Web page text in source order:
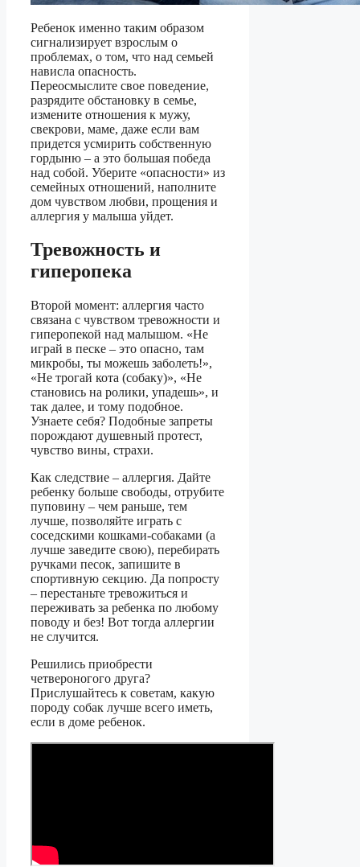
Ребенок именно таким образом
сигнализирует взрослым о
проблемах, о том, что над семьей
нависла опасность.
Переосмыслите свое поведение,
разрядите обстановку в семье,
измените отношения к мужу,
свекрови, маме, даже если вам
придется усмирить собственную
гордыню – а это большая победа
над собой. Уберите «опасности» из
семейных отношений, наполните
дом чувством любви, прощения и
аллергия у малыша уйдет.
Тревожность и
гиперопека
Второй момент: аллергия часто
связана с чувством тревожности и
гиперопекой над малышом. «Не
играй в песке – это опасно, там
микробы, ты можешь заболеть!»,
«Не трогай кота (собаку)», «Не
становись на ролики, упадешь», и
так далее, и тому подобное.
Узнаете себя? Подобные запреты
порождают душевный протест,
чувство вины, страхи.
Как следствие – аллергия. Дайте
ребенку больше свободы, отрубите
пуповину – чем раньше, тем
лучше, позволяйте играть с
соседскими кошками-собаками (а
лучше заведите свою), перебирать
ручками песок, запишите в
спортивную секцию. Да попросту
– перестаньте тревожиться и
переживать за ребенка по любому
поводу и без! Вот тогда аллергии
не случится.
Решились приобрести
четвероногого друга?
Прислушайтесь к советам, какую
породу собак лучше всего иметь,
если в доме ребенок.